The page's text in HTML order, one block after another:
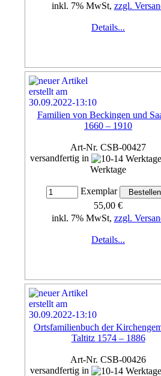
inkl. 7% MwSt, zzgl.
Details...
Familien von Beckingen und
1660 – 1910
Art-Nr. CSB-00427
versandfertig in
Werktage
Exemplar
55,00 €
inkl. 7% MwSt, zzgl.
Details...
Ortsfamilienbuch der
Taltitz 1574 – 1886
Art-Nr. CSB-00426
versandfertig in